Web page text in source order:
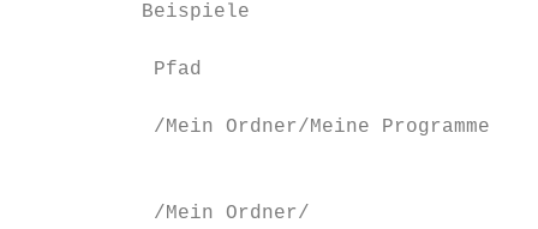
          Beispiele
Pfad
/Mein Ordner/Meine Programme
/Mein Ordner/